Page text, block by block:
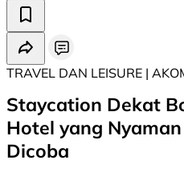
TRAVEL DAN LEISURE |
Staycation Dekat
Hotel yang
Dicoba